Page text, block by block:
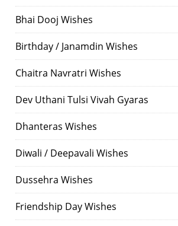
Bhai Dooj Wishes
Birthday / Janamdin Wishes
Chaitra Navratri Wishes
Dev Uthani Tulsi Vivah Gyaras
Dhanteras Wishes
Diwali / Deepavali Wishes
Dussehra Wishes
Friendship Day Wishes